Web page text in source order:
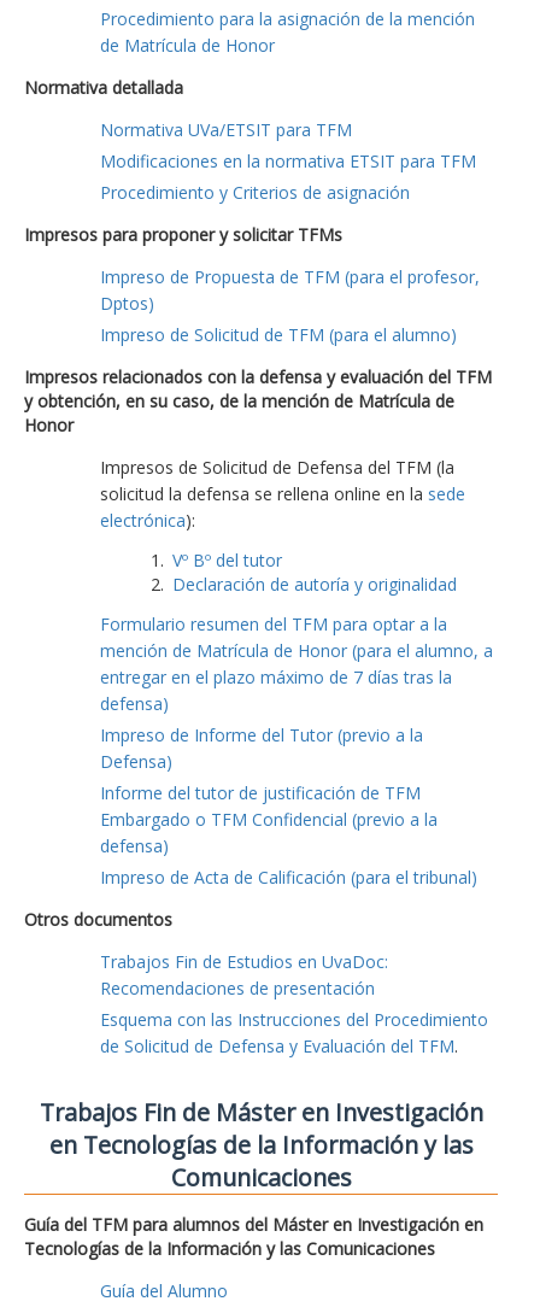
Procedimiento para la asignación de la mención
de Matrícula de Honor
Normativa detallada
Normativa UVa/ETSIT para TFM
Modificaciones en la normativa ETSIT para TFM
Procedimiento y Criterios de asignación
Impresos para proponer y solicitar TFMs
Impreso de Propuesta de TFM (para el profesor,
Dptos)
Impreso de Solicitud de TFM (para el alumno)
Impresos relacionados con la defensa y evaluación del TFM
y obtención, en su caso, de la mención de Matrícula de
Honor
Impresos de Solicitud de Defensa del TFM (la
solicitud la defensa se rellena online en la sede
electrónica):
Vº Bº del tutor
Declaración de autoría y originalidad
Formulario resumen del TFM para optar a la
mención de Matrícula de Honor (para el alumno, a
entregar en el plazo máximo de 7 días tras la
defensa)
Impreso de Informe del Tutor (previo a la
Defensa)
Informe del tutor de justificación de TFM
Embargado o TFM Confidencial (previo a la
defensa)
Impreso de Acta de Calificación (para el tribunal)
Otros documentos
Trabajos Fin de Estudios en UvaDoc:
Recomendaciones de presentación
Esquema con las Instrucciones del Procedimiento
de Solicitud de Defensa y Evaluación del TFM.
Trabajos Fin de Máster en Investigación
en Tecnologías de la Información y las
Comunicaciones
Guía del TFM para alumnos del Máster en Investigación en
Tecnologías de la Información y las Comunicaciones
Guía del Alumno